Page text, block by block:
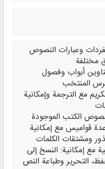
وعبارات النصوص
مختلفة
أبواب وفصول
المنتخب
مع الترجمة وإمكانية
نصوص الكتب الموجودة
قواميس مع إمكانية
ومشتقات الكلمات
مع إمكانية: النسخ إلى
التحرير وطباعة النص